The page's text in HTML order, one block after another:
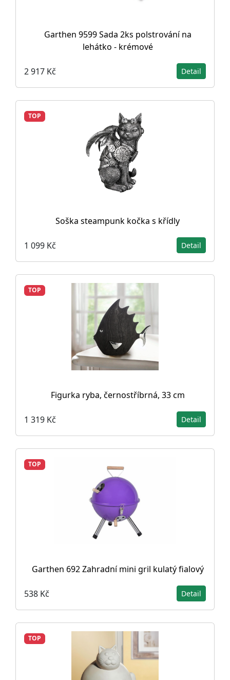
Garthen 9599 Sada 2ks polstrování na
lehátko - krémové
2 917 Kč Detail
TOP
Soška steampunk kočka s křídly
1 099 Kč Detail
TOP
Figurka ryba, černostříbrná, 33 cm
1 319 Kč Detail
TOP
Garthen 692 Zahradní mini gril kulatý fialový
538 Kč Detail
TOP